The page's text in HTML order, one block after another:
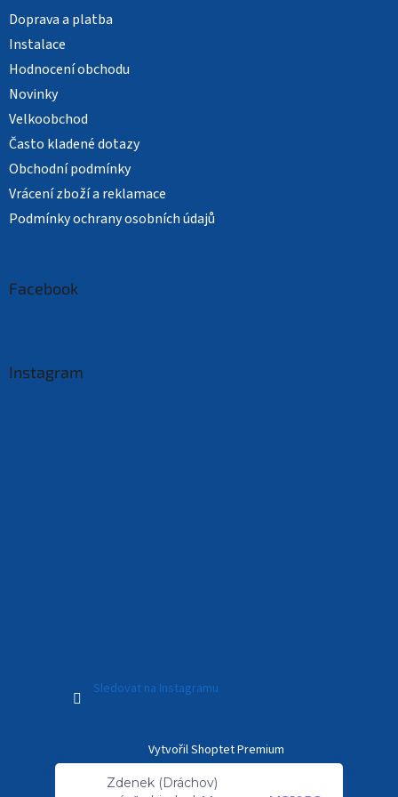
Doprava a platba
Instalace
Hodnocení obchodu
Novinky
Velkoobchod
Často kladené dotazy
Obchodní podmínky
Vrácení zboží a reklamace
Podmínky ochrany osobních údajů
Facebook
Instagram
Sledovat na Instagramu
Vytvořil Shoptet Premium
právě objednal:Mercusys MS105G -